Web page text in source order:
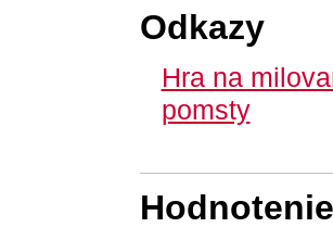
Odkazy
Hra na
pomsty